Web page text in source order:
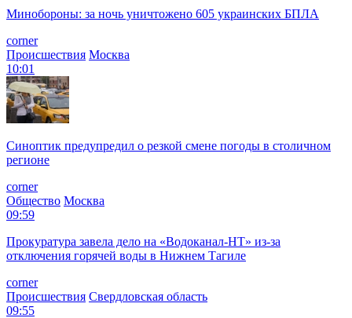
Минобороны: за ночь уничтожено 605 украинских БПЛА
corner
Происшествия Москва
10:01
Синоптик предупредил о резкой смене погоды в столичном
регионе
corner
Общество Москва
09:59
Прокуратура завела дело на «Водоканал-НТ» из-за
отключения горячей воды в Нижнем Тагиле
corner
Происшествия Свердловская область
09:55